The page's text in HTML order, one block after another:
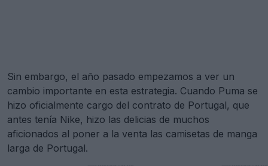
Sin embargo, el año pasado empezamos a ver un
cambio importante en esta estrategia. Cuando Puma se
hizo oficialmente cargo del contrato de Portugal, que
antes tenía Nike, hizo las delicias de muchos
aficionados al poner a la venta las camisetas de manga
larga de Portugal.